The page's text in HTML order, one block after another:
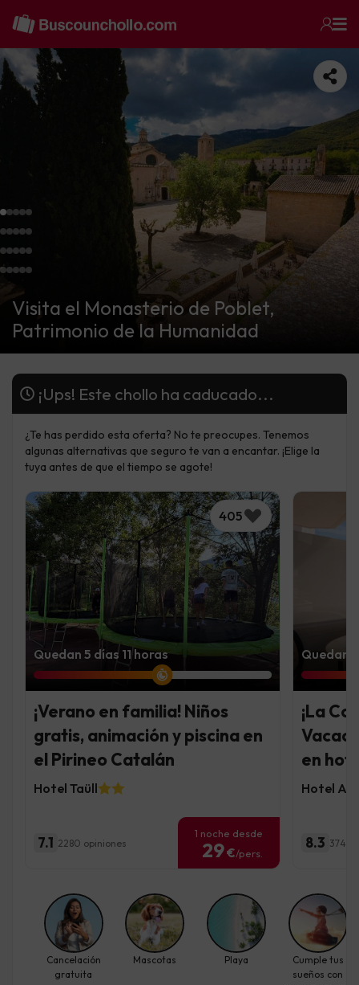
Visita el Monasterio de Poblet,
Patrimonio de la Humanidad
¡Ups! Este chollo ha caducado...
¿Te has perdido esta oferta? No te preocupes. Tenemos
algunas alternativas que seguro te van a encantar. ¡Elige la
tuya antes de que el tiempo se agote!
405
Quedan 5 días 11 horas
¡Verano en familia! Niños
gratis, animación y piscina en
el Pirineo Catalán
Hotel Taüll
7.1 2280 opiniones
1 noche desde
29€/pers.
Quedan
¡La
en
Hotel
8.3 374
Cancelación
gratuita
Mascotas Playa
Cumple tus
sueños con